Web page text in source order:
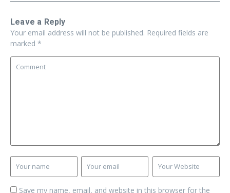
Leave a Reply
Your email address will not be published. Required fields are
marked *
Save my name, email, and website in this browser for the